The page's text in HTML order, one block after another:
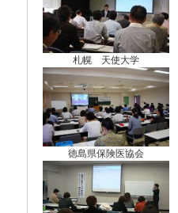
札幌 天使大学
徳島県保険医協会